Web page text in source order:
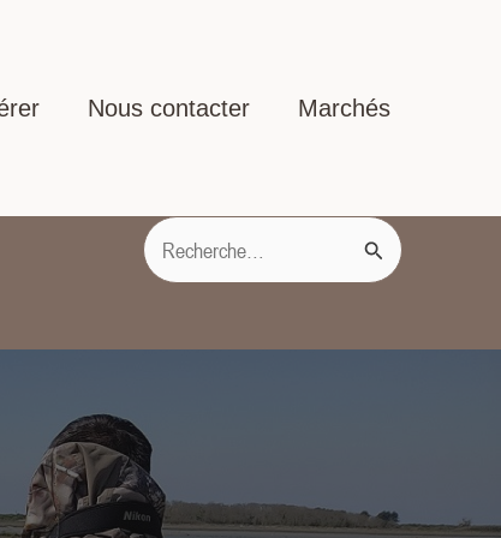
Nous contacter Marchés
Rechercher :